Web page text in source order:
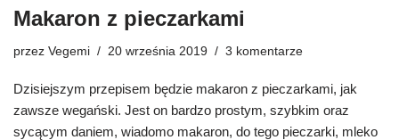
Makaron z pieczarkami
przez Vegemi 20 września 2019 3 komentarze
Dzisiejszym przepisem będzie makaron z pieczarkami, jak
zawsze wegański. Jest on bardzo prostym, szybkim oraz
sycącym daniem, wiadomo makaron, do tego pieczarki, mleko